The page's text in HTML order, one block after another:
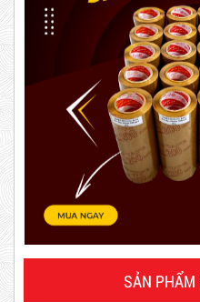
Combo 20 Cây
SẢN PHẨM
5,000 VNĐ 5,200 VNĐ